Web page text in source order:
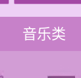
音乐类